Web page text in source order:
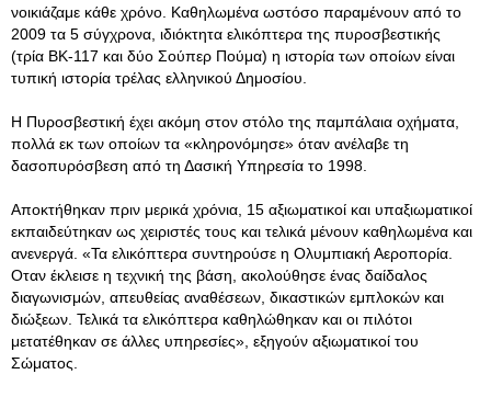
νοικιάζαμε κάθε χρόνο. Καθηλωμένα ωστόσο παραμένουν από το
2009 τα 5 σύγχρονα, ιδιόκτητα ελικόπτερα της πυροσβεστικής
(τρία BK-117 και δύο Σούπερ Πούμα) η ιστορία των οποίων είναι
τυπική ιστορία τρέλας ελληνικού Δημοσίου.
Η Πυροσβεστική έχει ακόμη στον στόλο της παμπάλαια οχήματα,
πολλά εκ των οποίων τα «κληρονόμησε» όταν ανέλαβε τη
δασοπυρόσβεση από τη Δασική Υπηρεσία το 1998.
Αποκτήθηκαν πριν μερικά χρόνια, 15 αξιωματικοί και υπαξιωματικοί
εκπαιδεύτηκαν ως χειριστές τους και τελικά μένουν καθηλωμένα και
ανενεργά. «Τα ελικόπτερα συντηρούσε η Ολυμπιακή Αεροπορία.
Οταν έκλεισε η τεχνική της βάση, ακολούθησε ένας δαίδαλος
διαγωνισμών, απευθείας αναθέσεων, δικαστικών εμπλοκών και
διώξεων. Τελικά τα ελικόπτερα καθηλώθηκαν και οι πιλότοι
μετατέθηκαν σε άλλες υπηρεσίες», εξηγούν αξιωματικοί του
Σώματος.